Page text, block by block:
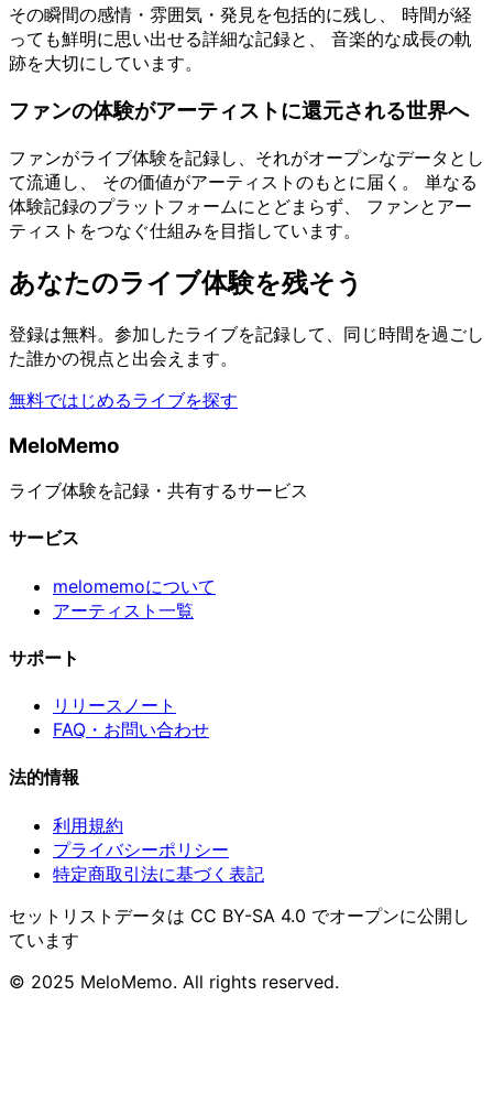
その瞬間の感情・雰囲気・発見を包括的に残し、 時間が経
っても鮮明に思い出せる詳細な記録と、 音楽的な成長の軌
跡を大切にしています。
ファンの体験がアーティストに還元される世界へ
ファンがライブ体験を記録し、それがオープンなデータとし
て流通し、 その価値がアーティストのもとに届く。 単なる
体験記録のプラットフォームにとどまらず、 ファンとアー
ティストをつなぐ仕組みを目指しています。
あなたのライブ体験を残そう
登録は無料。参加したライブを記録して、同じ時間を過ごし
た誰かの視点と出会えます。
無料ではじめるライブを探す
MeloMemo
ライブ体験を記録・共有するサービス
サービス
melomemoについて
アーティスト一覧
サポート
リリースノート
FAQ・お問い合わせ
法的情報
利用規約
プライバシーポリシー
特定商取引法に基づく表記
セットリストデータは CC BY-SA 4.0 でオープンに公開し
ています
© 2025 MeloMemo. All rights reserved.